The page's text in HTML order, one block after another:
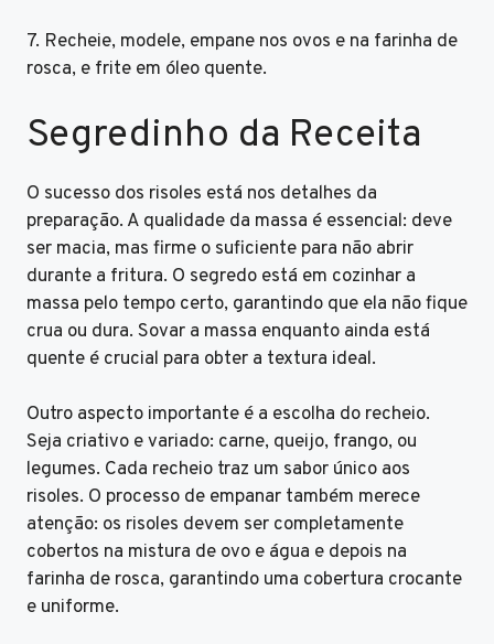
7. Recheie, modele, empane nos ovos e na farinha de
rosca, e frite em óleo quente.
Segredinho da Receita
O sucesso dos risoles está nos detalhes da
preparação. A qualidade da massa é essencial: deve
ser macia, mas firme o suficiente para não abrir
durante a fritura. O segredo está em cozinhar a
massa pelo tempo certo, garantindo que ela não fique
crua ou dura. Sovar a massa enquanto ainda está
quente é crucial para obter a textura ideal.
Outro aspecto importante é a escolha do recheio.
Seja criativo e variado: carne, queijo, frango, ou
legumes. Cada recheio traz um sabor único aos
risoles. O processo de empanar também merece
atenção: os risoles devem ser completamente
cobertos na mistura de ovo e água e depois na
farinha de rosca, garantindo uma cobertura crocante
e uniforme.